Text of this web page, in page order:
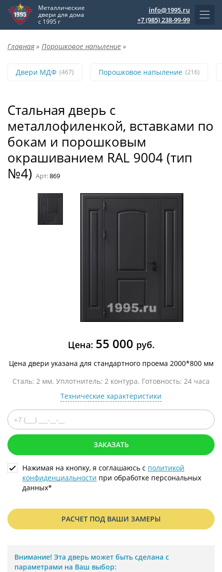
Металлические
двери для дома
с 1995 г
info@1995.ru
+7 (985) 238-99-99
Главная » Порошковое напыление »
Двери МДФ (467) Порошковое напыление (216)
Стальная дверь с
металлофиленкой, вставками по
бокам и порошковым
окрашиванием RAL 9004 (тип
№4) Арт:869
Цена: 55 000 руб.
Цена двери указана для стандартного проема 2000*800 мм
Сталь: 2 мм. Уплотнитель: 2 контура. Готовность: 24 часа
Технические характеристики
ЗАКАЗАТЬ
Нажимая на кнопку, я соглашаюсь с политикой
конфиденциальности при обработке персональных
данных*
РАСЧЕТ ПОД ВАШИ ЗАМЕРЫ
Внимание! Эта дверь может быть сделана с
параметрами на Ваш выбор: